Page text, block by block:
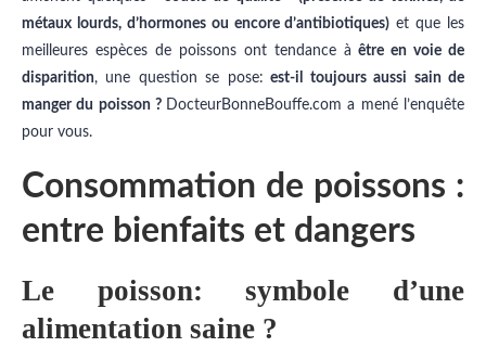
métaux lourds, d’hormones ou encore d’antibiotiques) et que les
meilleures espèces de poissons ont tendance à être en voie de
disparition, une question se pose: est-il toujours aussi sain de
manger du poisson ? DocteurBonneBouffe.com a mené l’enquête
pour vous.
Consommation de poissons :
entre bienfaits et dangers
Le poisson: symbole d’une
alimentation saine ?